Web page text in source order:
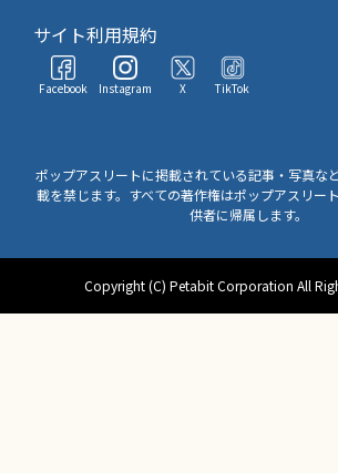
サイト利用規約
Facebook Instagram X TikTok
ポップアスリートに掲載されている記事・写真な
載を禁じます。すべての著作権はポップアスリー
供者に帰属します。
Copyright (C) Petabit Corporation All